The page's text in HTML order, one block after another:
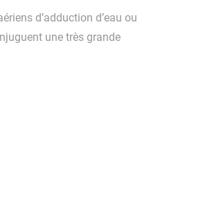
d’adduction d’eau ou
une très grande